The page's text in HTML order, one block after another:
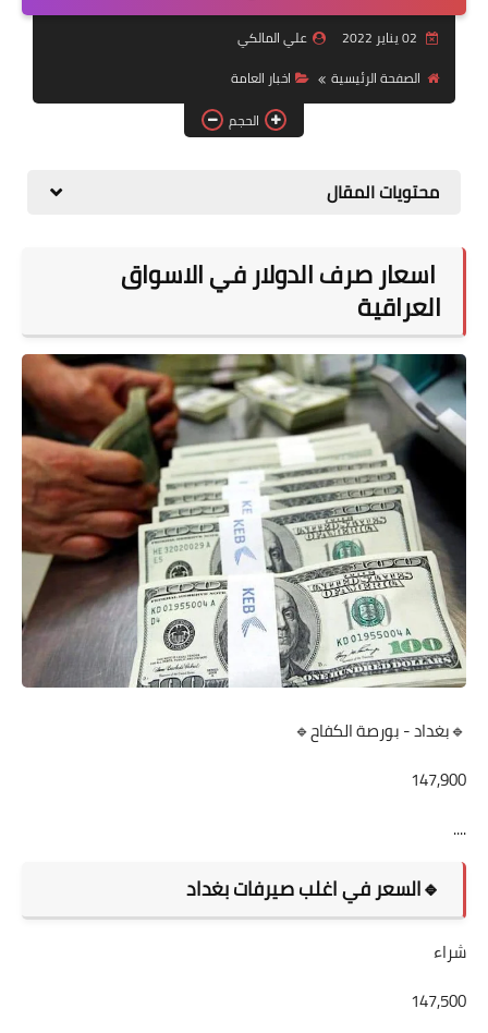
قطع الاراضي
علي المالكي
الصفحة الرئيسية
اخبار العامة
الحجم
محتويات المقال
اسعار صرف الدولار في الاسواق
العراقية
🔹بغداد - بورصة الكفاح🔹
147,900
....
🔹السعر في اغلب صيرفات بغداد
شراء
147,500